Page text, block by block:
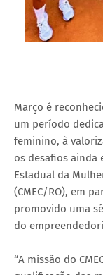
Março é
um período
feminino, à
os desafios ainda
Estadual da
(CMEC/RO), em
promovido uma
do
“A missão do